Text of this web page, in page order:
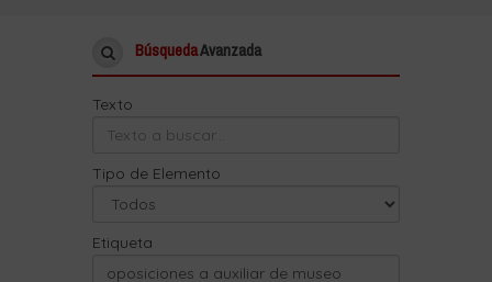
BúsquedaAvanzada
Texto
Tipo de Elemento
Etiqueta